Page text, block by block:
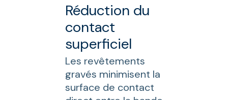
Réduction du
contact
superficiel
Les revêtements
gravés minimisent la
surface de contact